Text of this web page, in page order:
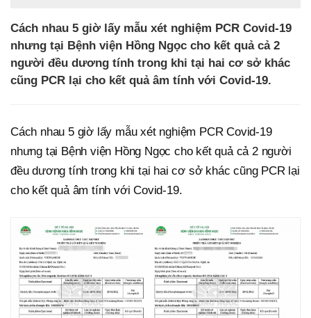
Cách nhau 5 giờ lấy mẫu xét nghiệm PCR Covid-19
nhưng tại Bệnh viện Hồng Ngọc cho kết quả cả 2
người đều dương tính trong khi tại hai cơ sở khác
cũng PCR lại cho kết quả âm tính với Covid-19.
Cách nhau 5 giờ lấy mẫu xét nghiệm PCR Covid-19
nhưng tại Bệnh viện Hồng Ngọc cho kết quả cả 2 người
đều dương tính trong khi tại hai cơ sở khác cũng PCR lại
cho kết quả âm tính với Covid-19.